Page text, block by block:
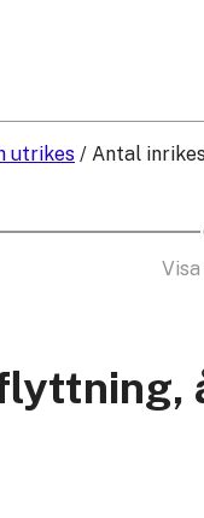
utrikes / Antal